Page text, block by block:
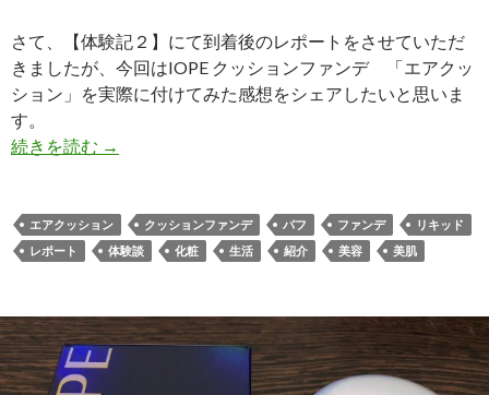
さて、【体験記２】にて到着後のレポートをさせていただ
きましたが、今回はIOPE クッションファンデ 「エアクッ
ション」を実際に付けてみた感想をシェアしたいと思いま
す。
続きを読む 実際に付けてみた！！IOPE クッションファン
→
エアクッション クッションファンデ パフ ファンデ
リキッド
レポート
体験談 化粧 生活 紹介 美容 美肌